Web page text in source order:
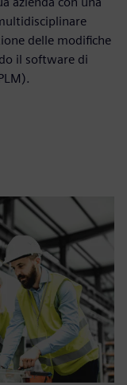
delle modifiche
il software di